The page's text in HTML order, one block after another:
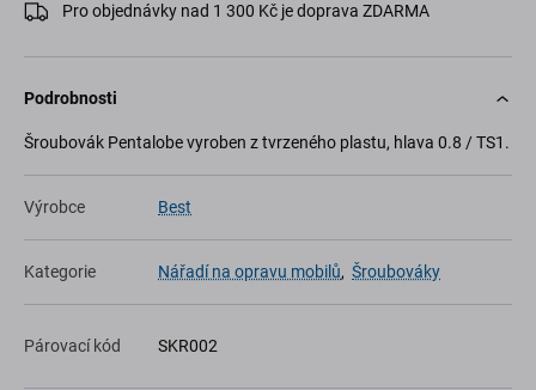
Pro objednávky nad 1 300 Kč je doprava ZDARMA
Podrobnosti
Šroubovák Pentalobe vyroben z tvrzeného plastu, hlava 0.8 / TS1.
Výrobce Best
Kategorie Nářadí na opravu mobilů, Šroubováky
Párovací kód SKR002